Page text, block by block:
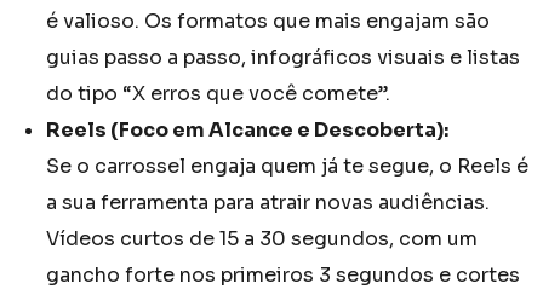
é valioso. Os formatos que mais engajam são
guias passo a passo, infográficos visuais e listas
do tipo “X erros que você comete”.
Reels (Foco em Alcance e Descoberta):
Se o carrossel engaja quem já te segue, o Reels é
a sua ferramenta para atrair novas audiências.
Vídeos curtos de 15 a 30 segundos, com um
gancho forte nos primeiros 3 segundos e cortes